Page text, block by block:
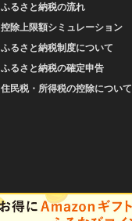
ふるさと納税の流れ
控除上限額シミュレーション
ふるさと納税制度について
ふるさと納税の確定申告
住民税・所得税の控除について